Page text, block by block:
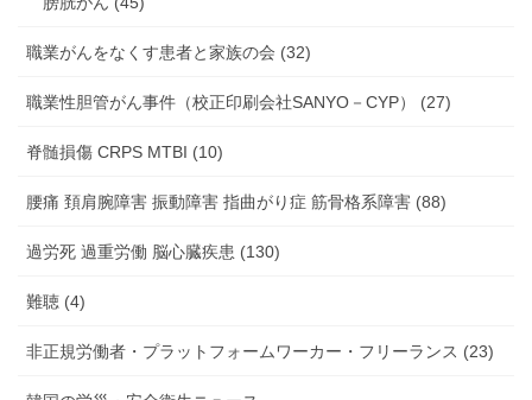
職業がんをなくす患者と家族の会 (32)
職業性胆管がん事件（校正印刷会社SANYO－CYP） (27)
脊髄損傷 CRPS MTBI (10)
腰痛 頚肩腕障害 振動障害 指曲がり症 筋骨格系障害 (88)
過労死 過重労働 脳心臓疾患 (130)
難聴 (4)
非正規労働者・プラットフォームワーカー・フリーランス (23)